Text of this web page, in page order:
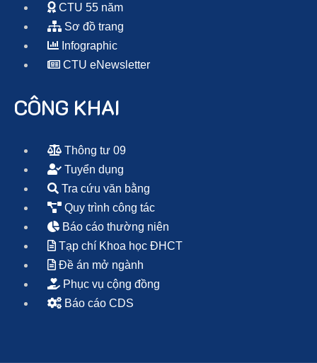
CTU 55 năm
Sơ đồ trang
Infographic
CTU eNewsletter
CÔNG KHAI
Thông tư 09
Tuyển dụng
Tra cứu văn bằng
Quy trình công tác
Báo cáo thường niên
Tạp chí Khoa học ĐHCT
Đề án mở ngành
Phục vụ cộng đồng
Báo cáo CDS